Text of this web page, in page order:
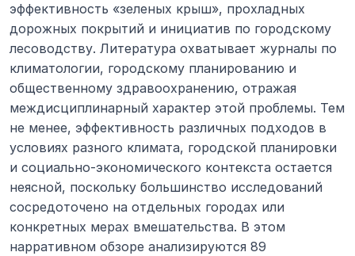
эффективность «зеленых крыш», прохладных
дорожных покрытий и инициатив по городскому
лесоводству. Литература охватывает журналы по
климатологии, городскому планированию и
общественному здравоохранению, отражая
междисциплинарный характер этой проблемы. Тем
не менее, эффективность различных подходов в
условиях разного климата, городской планировки
и социально-экономического контекста остается
неясной, поскольку большинство исследований
сосредоточено на отдельных городах или
конкретных мерах вмешательства. В этом
нарративном обзоре анализируются 89